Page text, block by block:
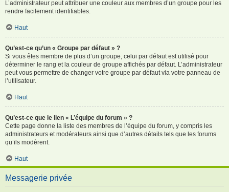
L’administrateur peut attribuer une couleur aux membres d’un groupe pour les
rendre facilement identifiables.
Haut
Qu’est-ce qu’un « Groupe par défaut » ?
Si vous êtes membre de plus d’un groupe, celui par défaut est utilisé pour
déterminer le rang et la couleur de groupe affichés par défaut. L’administrateur
peut vous permettre de changer votre groupe par défaut via votre panneau de
l’utilisateur.
Haut
Qu’est-ce que le lien « L’équipe du forum » ?
Cette page donne la liste des membres de l’équipe du forum, y compris les
administrateurs et modérateurs ainsi que d’autres détails tels que les forums
qu’ils modèrent.
Haut
Messagerie privée